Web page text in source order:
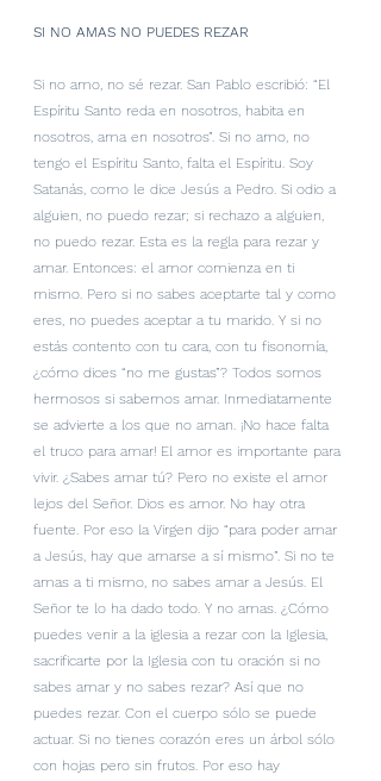
SI NO AMAS NO PUEDES REZAR
Si no amo, no sé rezar. San Pablo escribió: “El
Espíritu Santo reda en nosotros, habita en
nosotros, ama en nosotros”. Si no amo, no
tengo el Espíritu Santo, falta el Espíritu. Soy
Satanás, como le dice Jesús a Pedro. Si odio a
alguien, no puedo rezar; si rechazo a alguien,
no puedo rezar. Esta es la regla para rezar y
amar. Entonces: el amor comienza en ti
mismo. Pero si no sabes aceptarte tal y como
eres, no puedes aceptar a tu marido. Y si no
estás contento con tu cara, con tu fisonomía,
¿cómo dices “no me gustas”? Todos somos
hermosos si sabemos amar. Inmediatamente
se advierte a los que no aman. ¡No hace falta
el truco para amar! El amor es importante para
vivir. ¿Sabes amar tú? Pero no existe el amor
lejos del Señor. Dios es amor. No hay otra
fuente. Por eso la Virgen dijo “para poder amar
a Jesús, hay que amarse a sí mismo”. Si no te
amas a ti mismo, no sabes amar a Jesús. El
Señor te lo ha dado todo. Y no amas. ¿Cómo
puedes venir a la iglesia a rezar con la Iglesia,
sacrificarte por la Iglesia con tu oración si no
sabes amar y no sabes rezar? Así que no
puedes rezar. Con el cuerpo sólo se puede
actuar. Si no tienes corazón eres un árbol sólo
con hojas pero sin frutos. Por eso hay